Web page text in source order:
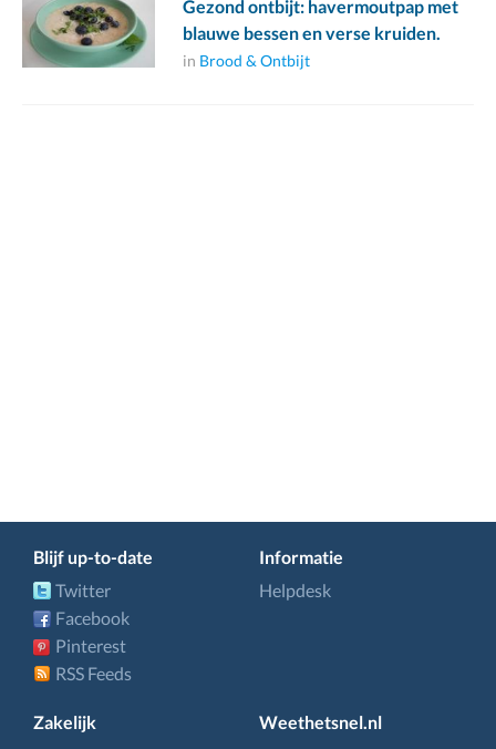
Gezond ontbijt: havermoutpap met
blauwe bessen en verse kruiden.
in Brood & Ontbijt
Blijf up-to-date
Twitter
Facebook
Pinterest
RSS Feeds
Informatie
Helpdesk
Zakelijk
Weethetsnel.nl